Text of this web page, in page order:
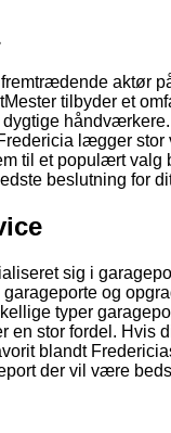
aktør
tilbyder et
lægger
til et populært
beslutning for
sig i
og
typer
en stor fordel. Hvis
blandt
der vil være